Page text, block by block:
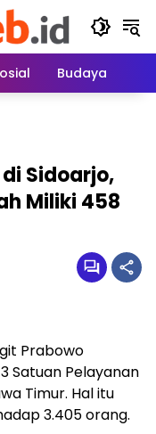
Budaya
Sidoarjo,
Miliki 458
Prabowo
Satuan Pelayanan
Timur. Hal itu
3.405 orang.